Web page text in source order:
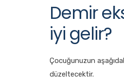
Demir
iyi gelir?
Çocuğunuzun
düzeltecektir.